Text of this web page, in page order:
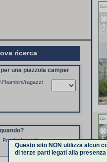
ricerca
una piazzola camper
N°bambini/ragazzi
Provincia
Questo sito NON utilizza alcun
di terze parti legati alla